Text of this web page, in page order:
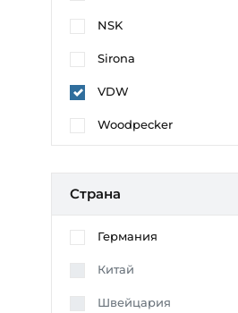
NSK
Sirona
VDW
Woodpecker
Страна
Германия
Китай
Швейцария